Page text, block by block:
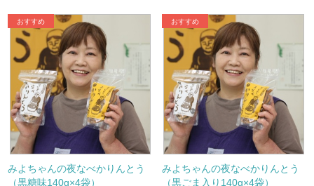
みよちゃんの夜なべかりんとう
（黒糖味140g×4袋）
みよちゃんの夜なべかりんとう
（黒ごま入り140g×4袋）